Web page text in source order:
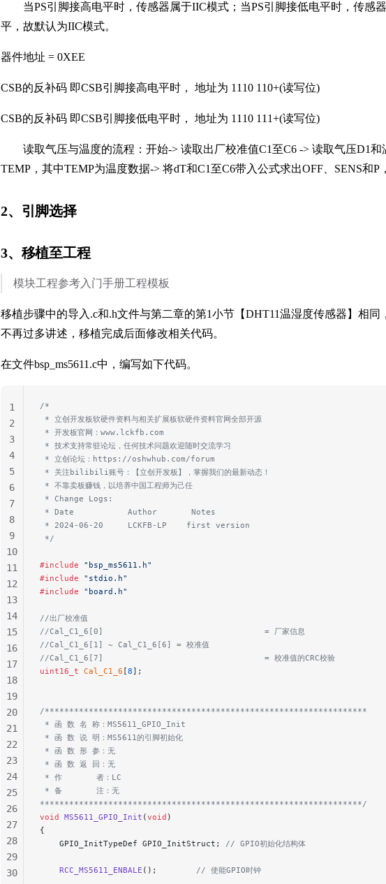
当PS引脚接高电平时，传感器属于IIC模式；当PS引脚接低电平时，传感
平，故默认为IIC模式。
器件地址 = 0XEE
CSB的反补码 即CSB引脚接高电平时， 地址为 1110 110+(读写位)
CSB的反补码 即CSB引脚接低电平时， 地址为 1110 111+(读写位)
读取气压与温度的流程：开始-> 读取出厂校准值C1至C6 -> 读取气压D1和
TEMP，其中TEMP为温度数据-> 将dT和C1至C6带入公式求出OFF、SENS和P
2、引脚选择
3、移植至工程
模块工程参考入门手册工程模板
移植步骤中的导入.c和.h文件与第二章的第1小节【DHT11温湿度传感器】相同
不再过多讲述，移植完成后面修改相关代码。
在文件bsp_ms5611.c中，编写如下代码。
/*
* 立创开发板软硬件资料与相关扩展板软硬件资料官网全部开源
* 开发板官网：www.lckfb.com
* 技术支持常驻论坛，任何技术问题欢迎随时交流学习
* 立创论坛：https://oshwhub.com/forum
* 关注bilibili账号：【立创开发板】，掌握我们的最新动态！
* 不靠卖板赚钱，以培养中国工程师为己任
* Change Logs:
* Date           Author       Notes
* 2024-06-20     LCKFB-LP    first version
*/
#include "bsp_ms5611.h"
#include "stdio.h"
#include "board.h"
//出厂校准值
//Cal_C1_6[0]                                 = 厂家信息
//Cal_C1_6[1] ~ Cal_C1_6[6] = 校准值
//Cal_C1_6[7]                                 = 校准值的CRC校验
uint16_t Cal_C1_6 [8];
/******************************************************************
* 函 数 名 称：MS5611_GPIO_Init
* 函 数 说 明：MS5611的引脚初始化
* 函 数 形 参：无
* 函 数 返 回：无
* 作       者：LC
* 备       注：无
******************************************************************/
void
MS5611_GPIO_Init (void )
{
    GPIO_InitTypeDef GPIO_InitStruct;
// GPIO初始化结构体
    RCC_MS5611_ENBALE
();
        // 使能GPIO时钟
1
2
3
4
5
6
7
8
9
10
11
12
13
14
15
16
17
18
19
20
21
22
23
24
25
26
27
28
29
30